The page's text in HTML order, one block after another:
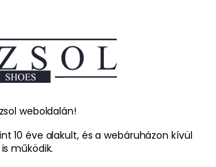
weboldalán!
10 éve alakult, és a webáruházon kívül
működik.